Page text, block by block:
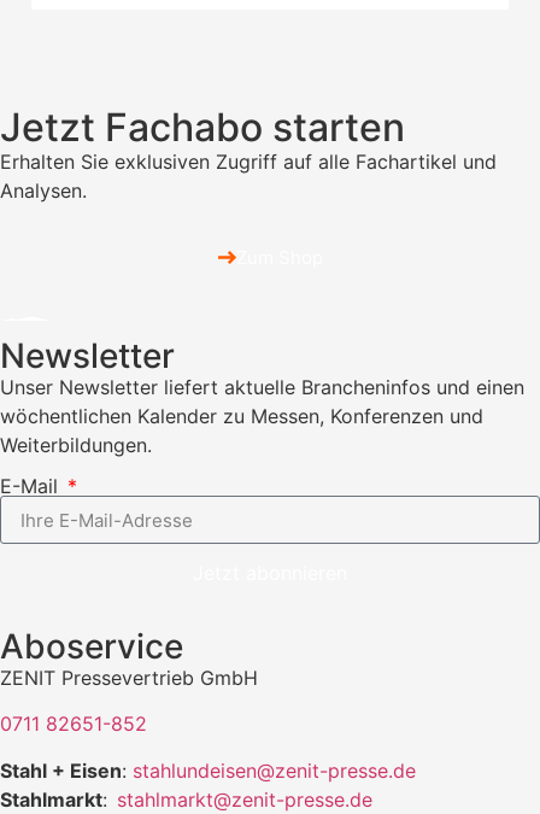
Jetzt Fachabo starten
Erhalten Sie exklusiven Zugriff auf alle Fachartikel und
Analysen.
Zum Shop
Newsletter
Unser Newsletter liefert aktuelle Brancheninfos und einen
wöchentlichen Kalender zu Messen, Konferenzen und
Weiterbildungen.
E-Mail
Aboservice
ZENIT Pressevertrieb GmbH
0711 82651-852
Stahl + Eisen: stahlundeisen@zenit-presse.de
Stahlmarkt: stahlmarkt@zenit-presse.de